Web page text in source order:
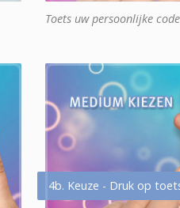
Toets uw persoonlijke
4b. Keuze - Druk op